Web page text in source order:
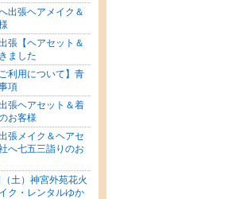
出張ヘアメイク＆
張【ヘアセット＆
ました
利用について】青
項
張ヘアセット＆着
お客様
張メイク＆ヘアセ
へ七五三詣りのお
土）神宮外苑花火
ク・レンタルゆか